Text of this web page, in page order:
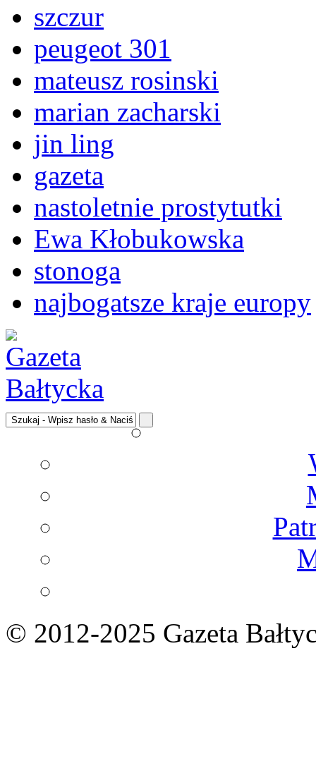
szczur
peugeot 301
mateusz rosinski
marian zacharski
jin ling
gazeta
nastoletnie prostytutki
Ewa Kłobukowska
stonoga
najbogatsze kraje europy
© 2012-2025 Gazeta